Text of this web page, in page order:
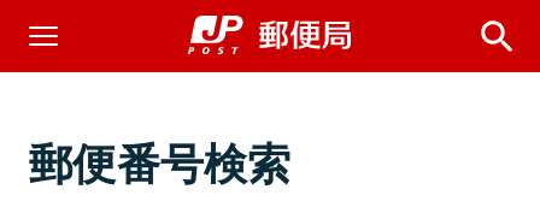
郵便番号検索